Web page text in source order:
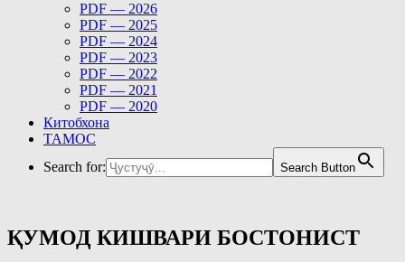
PDF — 2026
PDF — 2025
PDF — 2024
PDF — 2023
PDF — 2022
PDF — 2021
PDF — 2020
Китобхона
ТАМОС
Search for:
Search Button
ҚУМОД КИШВАРИ БОСТОНИСТ